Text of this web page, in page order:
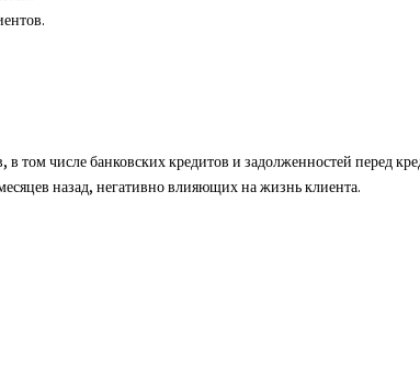
в том числе банковских кредитов и задолженностей перед
назад, негативно влияющих на жизнь клиента.